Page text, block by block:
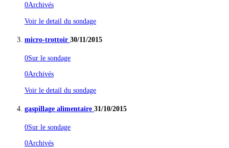
0Archivés
Voir le detail du sondage
micro-trottoir 30/11/2015
0Sur le sondage
0Archivés
Voir le detail du sondage
gaspillage alimentaire 31/10/2015
0Sur le sondage
0Archivés